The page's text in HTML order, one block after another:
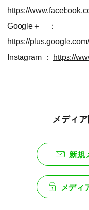
https://
Google＋ ：
https://
Instagram ： https://
メディ
新規
メディ